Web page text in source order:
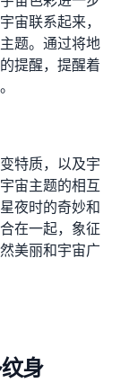
宙联系起来，
题。通过将地
提醒，提醒着
特质，以及宇
宙主题的相互
夜时的奇妙和
在一起，象征
美丽和宇宙广
身